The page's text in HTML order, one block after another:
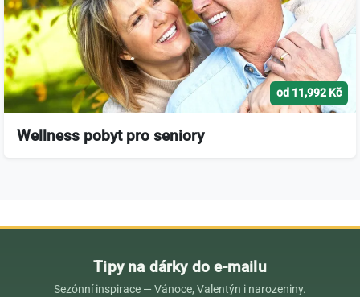
od 11,992 Kč
Wellness pobyt pro seniory
Tipy na dárky do e-mailu
Sezónní inspirace — Vánoce, Valentýn i narozeniny.